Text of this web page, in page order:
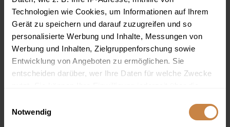
Technologien wie Cookies, um Informationen auf Ihrem
Gerät zu speichern und darauf zuzugreifen und so
personalisierte Werbung und Inhalte, Messungen von
Werbung und Inhalten, Zielgruppenforschung sowie
Entwicklung von Angeboten zu ermöglichen. Sie
entscheiden darüber, wer Ihre Daten für welche Zwecke
Trigger Symbol ändern oder widerrufen
Notwendig
Handtaschenmesse bei